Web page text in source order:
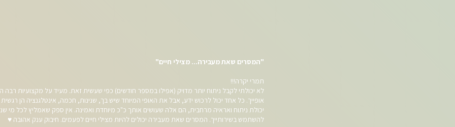
"המסרים שאת מעבירה... מצילי חיים"
תמרי יקרה!!!
לא יכולתי לקבל ניתוח יותר מדויק (אפילו במספר חודשים) כפי שעשית זאת. מעיד על מקצועיות
אופייך. כל אחד יכול לרכוש ידע, אבל את האופי המיוחד שיש בך, שנינות, חכמה, אינטלגנציה הן
יכולת ניתוח ואראיה מרחבית, הם אלה שעושים אותך כ"כ מיוחדת ואמינה. אין ספק שאמליץ לכל מי
להשתמש בשירותייך. המסרים שאת מעבירה יכולים להיות מצילי חיים לפעמים. חיבוק ענק אהובה ♥